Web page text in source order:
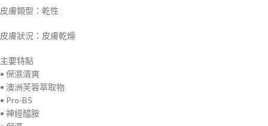
皮膚類型：乾性
皮膚狀況：皮膚乾燥
主要特點
• 保濕清爽
• 澳洲芙蓉萃取物
• Pro-B5
• 神經醯胺